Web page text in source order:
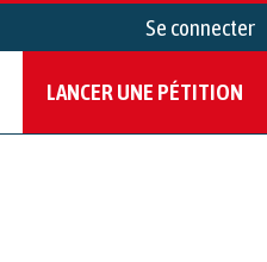
Se connecter
LANCER UNE PÉTITION